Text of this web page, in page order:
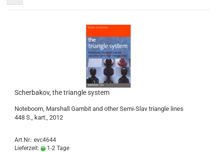
Scherbakov, the triangle system
Noteboom, Marshall Gambit and other Semi-Slav triangle lines
448 S., kart., 2012
Art.Nr.: evc4644
Lieferzeit:
1-2 Tage